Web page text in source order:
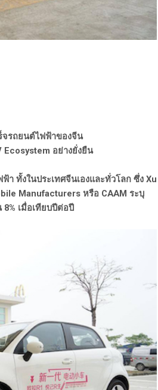
จรถยนต์ไฟฟ้าของจีน
Ecosystem อย่างยั่งยืน
ทั้งในประเทศจีนเองและทั่วโลก ซึ่ง Xu
Manufacturers หรือ CAAM ระบุ
เมื่อเทียบปีต่อปี